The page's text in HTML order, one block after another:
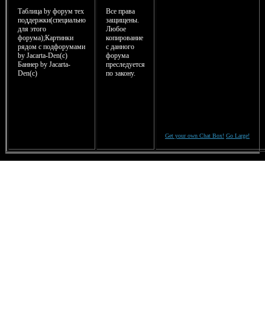
Таблица by форум тех
поддержки(специально
для этого
форума);Картинки
рядом с подфорумами
by Jacarta-Den(c)
Баннер by Jacarta-
Den(с)
Все права
защищены.
Любое
копирование
с данного
форума
преследуется
по закону.
Get your own Chat Box! Go Large!